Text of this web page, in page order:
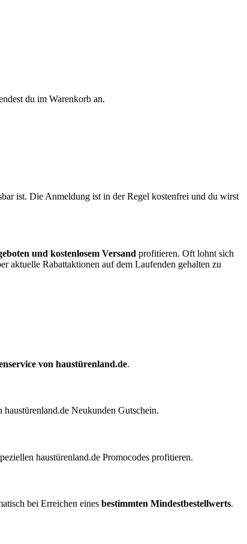
du im Warenkorb an.
ist. Die Anmeldung ist in der Regel kostenfrei und du wirst
und kostenlosem Versand profitieren. Oft lohnt sich
aktuelle Rabattaktionen auf dem Laufenden gehalten zu
von haustürenland.de.
Neukunden Gutschein.
haustürenland.de Promocodes profitieren.
bei Erreichen eines bestimmten Mindestbestellwerts.